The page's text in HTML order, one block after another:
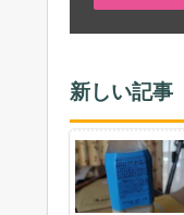
新しい記事